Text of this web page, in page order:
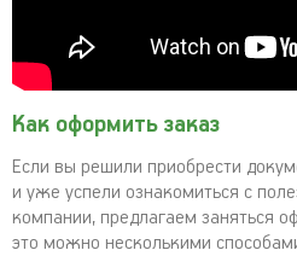
Как оформить заказ
Если вы решили приобрести
и уже успели ознакомиться с
компании, предлагаем заняться
это можно несколькими